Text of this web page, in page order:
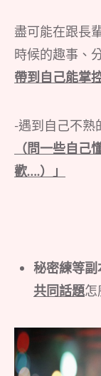
盡可能在跟長
時候的趣事、
帶到自己能掌
-遇到自己不熟
（問一些自己
歡….）」
秘密練等副
共同話題怎